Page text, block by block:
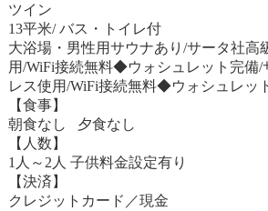
ツイン
13平米/ バス・トイレ付
大浴場・男性用サウナあり/サータ社高
用/WiFi接続無料◆ウォシュレット完備/
レス使用/WiFi接続無料◆ウォシュレッ
【食事】
朝食なし 夕食なし
【人数】
1人～2人 子供料金設定有り
【決済】
クレジットカード／現金